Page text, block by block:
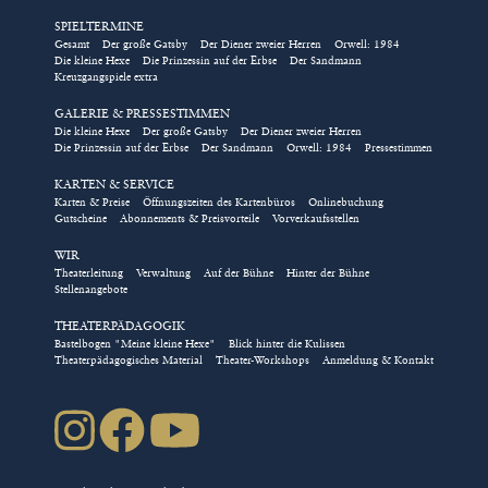
Eintrittskarten für Gruppen
und Schulklassen, Tickets für
Rollstuhlplätze, die Kombi-
Karte für das Kindertheater
und das Nimm-2-Abo für die
Abendstücke im Kreuzgang
können ausschließlich über
das Kulturbüro direkt
gebucht werden!
/// Bestellung direkt über das Kulturbüro
Natürlich können Sie auch über
karten(at)kreuzgangspiele.deoder die Telefonnummer
Das Kartenbüro wählt für Sie die besten freien Plätze in
der gewählten Kategorie und sendet Ihnen die
SPIELTERMINE
Gesamt Der große Gatsby Der Diener zweier Herren
Orwell: 1984
Die kleine Hexe
Die Prinzessin auf der Erbse
Der Sandmann
Kreuzgangspiele extra
GALERIE & PRESSESTIMMEN
Die kleine Hexe Der große Gatsby
Der Diener zweier Herren
Die Prinzessin auf der Erbse
Der Sandmann Orwell: 1984 Pressestimmen
KARTEN & SERVICE
Karten & Preise Öffnungszeiten des Kartenbüros
Onlinebuchung
Gutscheine
Abonnements & Preisvorteile Vorverkaufsstellen
WIR
Theaterleitung Verwaltung Auf der Bühne
Hinter der Bühne
Stellenangebote
THEATERPÄDAGOGIK
Bastelbogen "Meine kleine Hexe"
Blick hinter die Kulissen
Theaterpädagogisches Material
Theater-Workshops Anmeldung & Kontakt